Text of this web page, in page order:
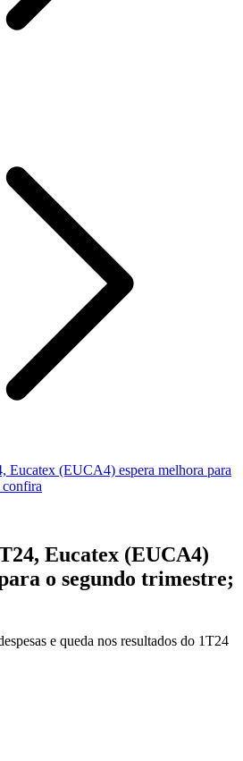
Eucatex (EUCA4) espera melhora para
confira
Eucatex (EUCA4)
o segundo trimestre;
e queda nos resultados do 1T24